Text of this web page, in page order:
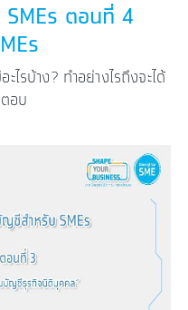
ตอนที่ 4
ไรบ้าง? ทำอย่างไรถึงจะได้
อบ